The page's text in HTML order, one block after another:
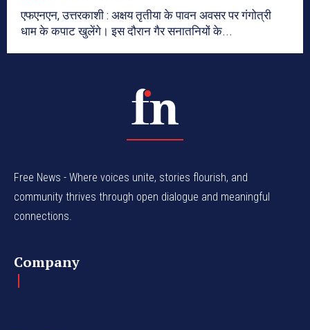
एफएनएन, उत्तरकाशी : अक्षय तृतीया के पावन अवसर पर गंगोत्री
धाम के कपाट खुलेंगे। इस दौरान गैर सनातनियों के...
Free News - Where voices unite, stories flourish, and
community thrives through open dialogue and meaningful
connections.
Company